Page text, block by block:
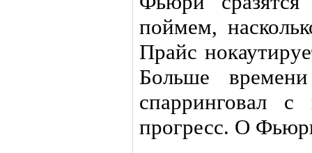
поймем,
Прайс
Больше
спарринговал
прогресс. О